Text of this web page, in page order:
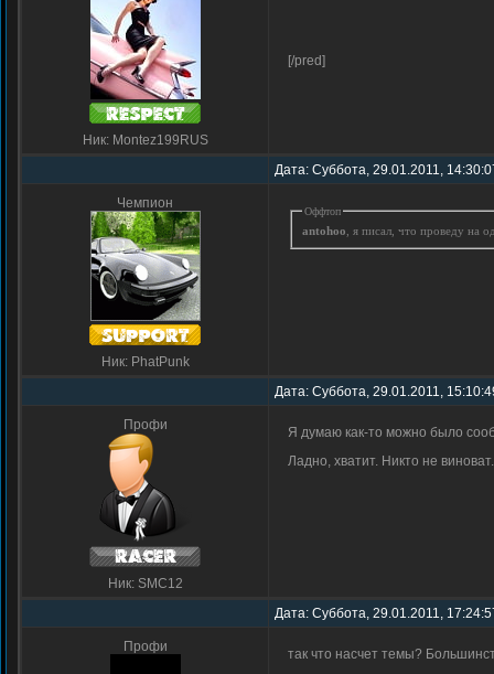
Ник: Montez199RUS
[/pred]
Дата: Суббота, 29.01.2011,
Чемпион
Ник: PhatPunk
Оффтоп
antohoo , я писал, что проведу на
Дата: Суббота, 29.01.2011,
Профи
Ник: SMC12
Я думаю как-то можно было
Ладно, хватит. Никто не виноват.
Дата: Суббота, 29.01.2011,
Профи так что насчет темы?